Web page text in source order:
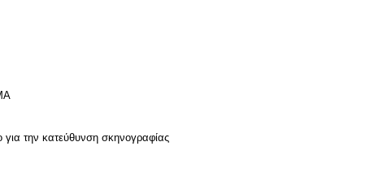
την κατεύθυνση σκηνογραφίας